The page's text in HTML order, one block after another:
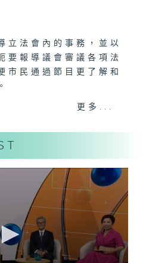
立法會內的事務，並以
要報導議會審議各項法
市民通過節目更了解和
題的參與度和關注度，
交流，增強公眾對政府
事，包括各項法案的審
等，讓市民大眾對各項
握。
更多...